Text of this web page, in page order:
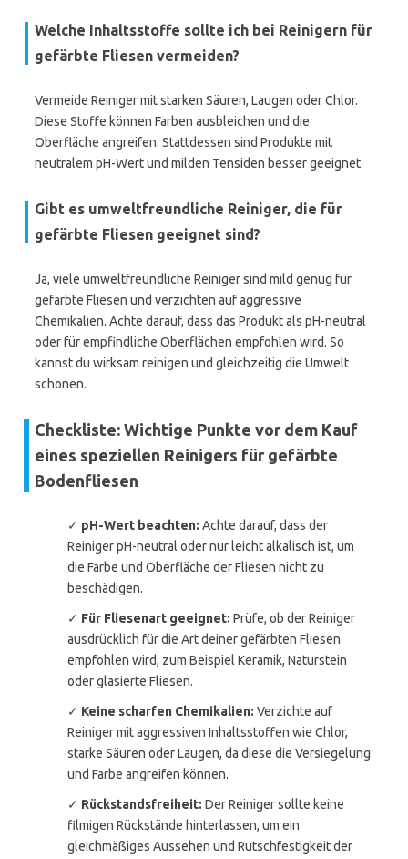
Welche Inhaltsstoffe sollte ich bei Reinigern für
gefärbte Fliesen vermeiden?
Vermeide Reiniger mit starken Säuren, Laugen oder Chlor.
Diese Stoffe können Farben ausbleichen und die
Oberfläche angreifen. Stattdessen sind Produkte mit
neutralem pH-Wert und milden Tensiden besser geeignet.
Gibt es umweltfreundliche Reiniger, die für
gefärbte Fliesen geeignet sind?
Ja, viele umweltfreundliche Reiniger sind mild genug für
gefärbte Fliesen und verzichten auf aggressive
Chemikalien. Achte darauf, dass das Produkt als pH-neutral
oder für empfindliche Oberflächen empfohlen wird. So
kannst du wirksam reinigen und gleichzeitig die Umwelt
schonen.
Checkliste: Wichtige Punkte vor dem Kauf
eines speziellen Reinigers für gefärbte
Bodenfliesen
✓ pH-Wert beachten: Achte darauf, dass der
Reiniger pH-neutral oder nur leicht alkalisch ist, um
die Farbe und Oberfläche der Fliesen nicht zu
beschädigen.
✓ Für Fliesenart geeignet: Prüfe, ob der Reiniger
ausdrücklich für die Art deiner gefärbten Fliesen
empfohlen wird, zum Beispiel Keramik, Naturstein
oder glasierte Fliesen.
✓ Keine scharfen Chemikalien: Verzichte auf
Reiniger mit aggressiven Inhaltsstoffen wie Chlor,
starke Säuren oder Laugen, da diese die Versiegelung
und Farbe angreifen können.
✓ Rückstandsfreiheit: Der Reiniger sollte keine
filmigen Rückstände hinterlassen, um ein
gleichmäßiges Aussehen und Rutschfestigkeit der